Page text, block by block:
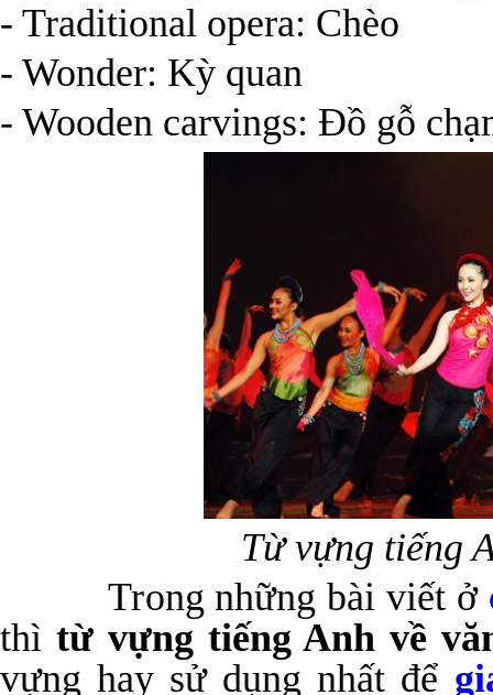
- Traditional opera: Chèo
- Wonder: Kỳ quan
- Wooden carvings: Đồ gỗ
Từ vựng tiếng
Trong những bài viết ở
thì từ vựng tiếng Anh về
vựng hay sử dụng nhất để